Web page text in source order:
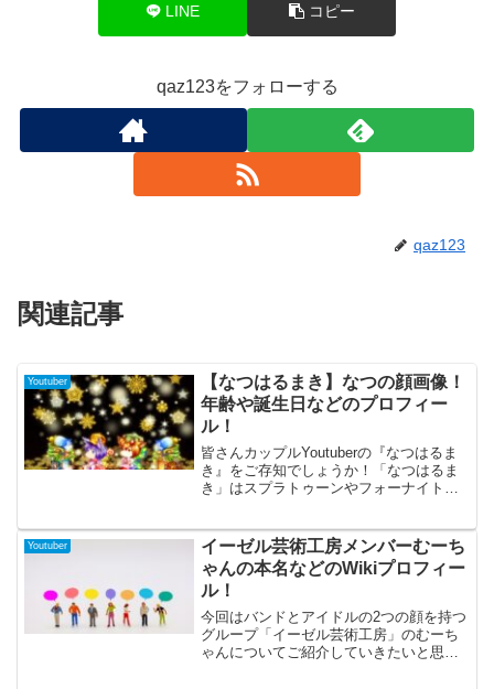
LINE コピー
qaz123をフォローする
qaz123
関連記事
Youtuber
【なつはるまき】なつの顔画像！
年齢や誕生日などのプロフィー
ル！
皆さんカップルYoutuberの『なつはるま
き』をご存知でしょうか！「なつはるま
き」はスプラトゥーンやフォーナイトな
つはるまき」のなつさんについて顔画像
や誕生日、年齢などを調査してみまし
た！なつはるまき二人のカップル画像も
用意していますので、最後までお付き合
いください！
Youtuber
イーゼル芸術工房メンバーむーち
ゃんの本名などのWikiプロフィー
ル！
今回はバンドとアイドルの2つの顔を持つ
グループ「イーゼル芸術工房」のむーち
ゃんについてご紹介していきたいと思い